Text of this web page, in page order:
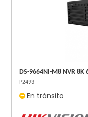
DS-9664NI-M8 NVR 8K
P2493
En tránsito